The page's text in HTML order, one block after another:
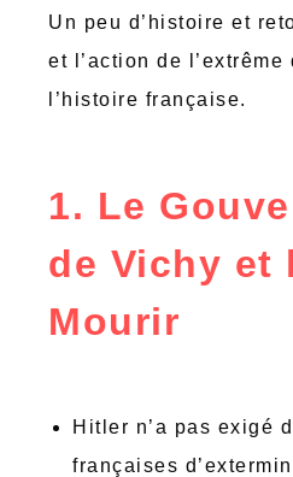
Un peu d’histoire et
et l’action de l’extrême
l’histoire française.
1. Le
de Vichy et
Mourir
Hitler n’a pas exigé
françaises